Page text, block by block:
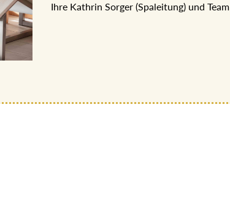
Ihre Kathrin Sorger (Spaleitung) und Team